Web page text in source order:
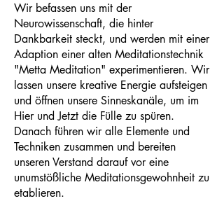
Wir befassen uns mit der
Neurowissenschaft, die hinter
Dankbarkeit steckt, und werden mit einer
Adaption einer alten Meditationstechnik
"Metta Meditation" experimentieren. Wir
lassen unsere kreative Energie aufsteigen
und öffnen unsere Sinneskanäle, um im
Hier und Jetzt die Fülle zu spüren.
Danach führen wir alle Elemente und
Techniken zusammen und bereiten
unseren Verstand darauf vor eine
unumstößliche Meditationsgewohnheit zu
etablieren.